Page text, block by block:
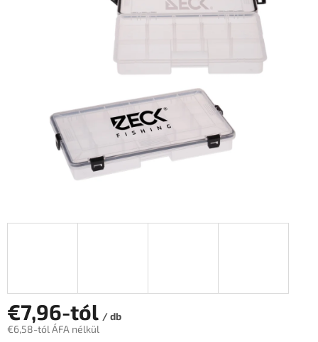
€7,96-tól / db
€6,58-tól ÁFA nélkül